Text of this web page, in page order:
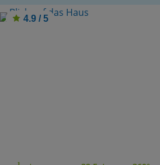
4.9 / 5